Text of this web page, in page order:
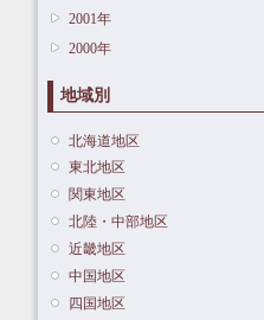
2001年
2000年
地域別
北海道地区
東北地区
関東地区
北陸・中部地区
近畿地区
中国地区
四国地区